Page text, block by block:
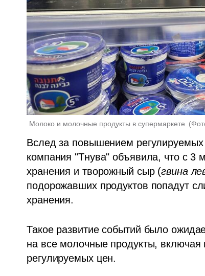
Молоко и молочные продукты в супермаркете (
Вслед за повышением
компания "Тнува" объявила, что с 3
хранения и творожный сыр (гвина
подорожавших продуктов попадут
хранения.
Такое развитие событий было
на все молочные продукты,
регулируемых цен.